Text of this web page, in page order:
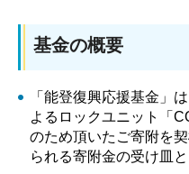
基金の概要
「能登復興応援基金」
よるロックユニット「
のため頂いたご寄附を
られる寄附金の受け皿